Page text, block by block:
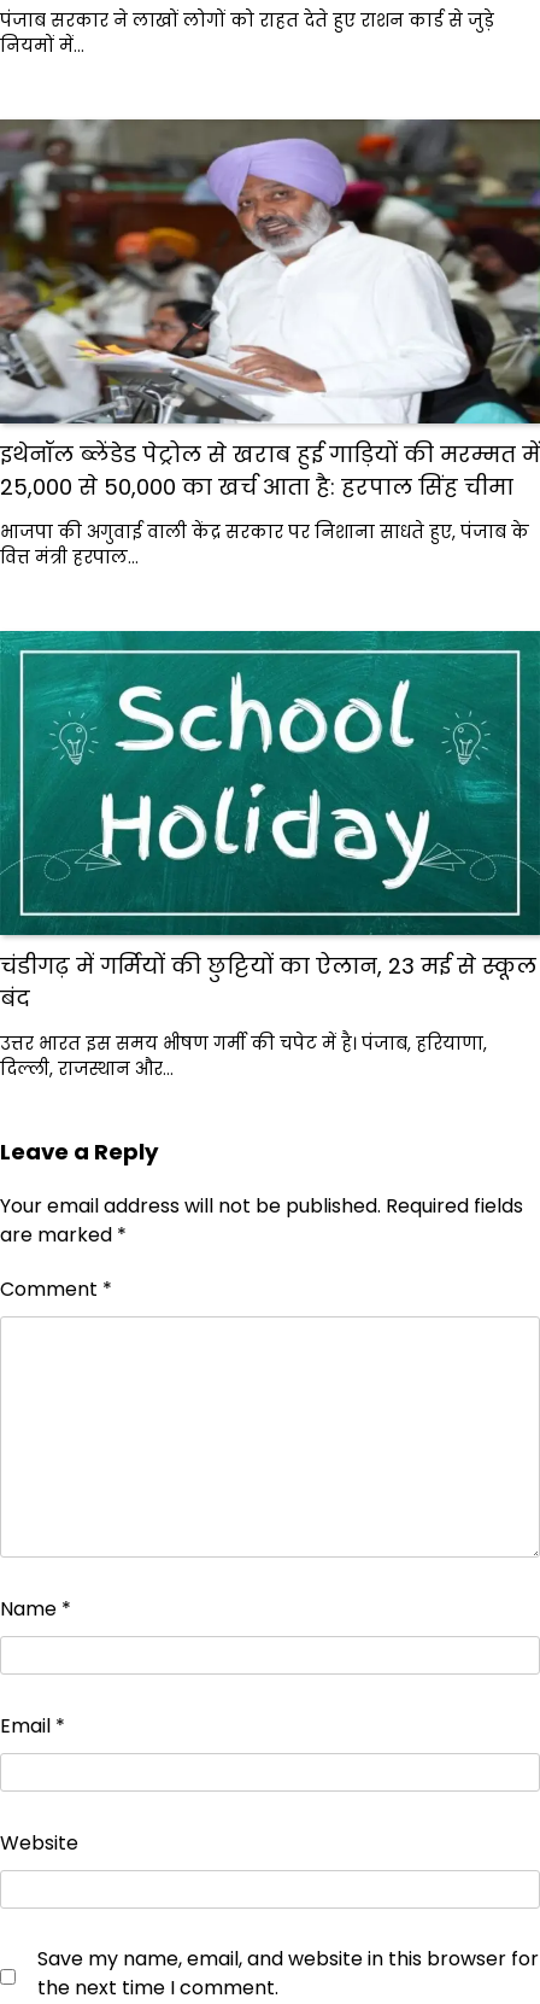
पंजाब सरकार ने लाखों लोगों को राहत देते हुए राशन कार्ड से जुड़े
नियमों में…
इथेनॉल ब्लेंडेड पेट्रोल से खराब हुई गाड़ियों की मरम्मत में
₹25,000 से ₹50,000 का खर्च आता है: हरपाल सिंह चीमा
भाजपा की अगुवाई वाली केंद्र सरकार पर निशाना साधते हुए, पंजाब के
वित्त मंत्री हरपाल…
चंडीगढ़ में गर्मियों की छुट्टियों का ऐलान, 23 मई से स्कूल
बंद
उत्तर भारत इस समय भीषण गर्मी की चपेट में है। पंजाब, हरियाणा,
दिल्ली, राजस्थान और…
Leave a Reply
Your email address will not be published. Required fields
are marked *
Comment *
Name *
Email *
Website
Save my name, email, and website in this browser for
the next time I comment.